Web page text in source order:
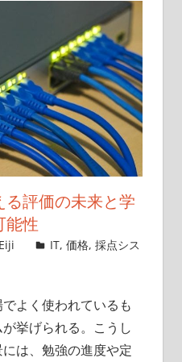
評価の未来と学
能性
Eiji IT,価格,採点シス
よく使われているも
挙げられる。 こうし
は、勉強の進度や定